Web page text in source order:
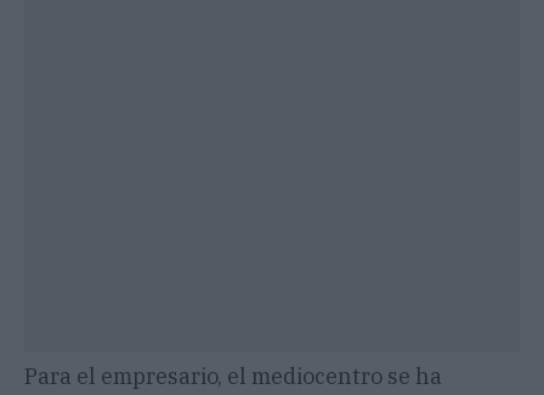
Para el empresario, el mediocentro se ha